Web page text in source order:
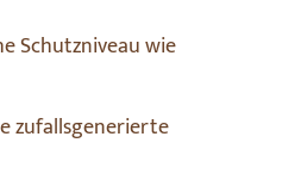
Schutzniveau wie
zufallsgenerierte